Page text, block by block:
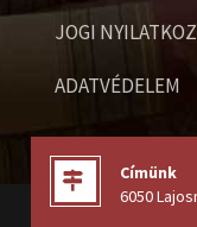
JOGI
ADATVÉDELEM
Címünk
6050